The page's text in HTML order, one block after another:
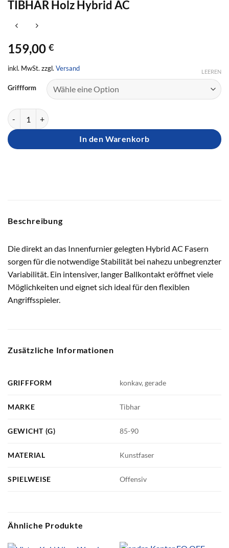
TIBHAR Holz Hybrid AC
159,00 €
inkl. MwSt. zzgl. Versand
Griffform
LEEREN
TIBHAR Holz Hybrid AC Menge
In den Warenkorb
Beschreibung
Die direkt an das Innenfurnier gelegten Hybrid AC Fasern
sorgen für die notwendige Stabilität bei nahezu unbegrenzter
Variabilität. Ein intensiver, langer Ballkontakt eröffnet viele
Möglichkeiten und eignet sich ideal für den flexiblen
Angriffsspieler.
Zusätzliche Informationen
GRIFFFORM konkav, gerade
MARKE Tibhar
GEWICHT (G) 85-90
MATERIAL Kunstfaser
SPIELWEISE Offensiv
Ähnliche Produkte